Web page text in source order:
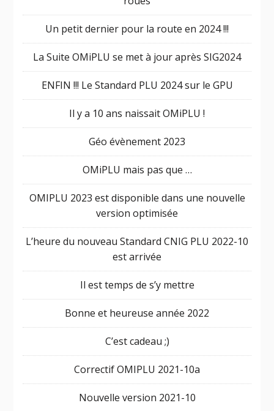
Un petit dernier pour la route en 2024 !!!
La Suite OMiPLU se met à jour après SIG2024
ENFIN !!! Le Standard PLU 2024 sur le GPU
Il y a 10 ans naissait OMiPLU !
Géo évènement 2023
OMiPLU mais pas que …
OMIPLU 2023 est disponible dans une nouvelle
version optimisée
L’heure du nouveau Standard CNIG PLU 2022-10
est arrivée
Il est temps de s’y mettre
Bonne et heureuse année 2022
C’est cadeau ;)
Correctif OMIPLU 2021-10a
Nouvelle version 2021-10